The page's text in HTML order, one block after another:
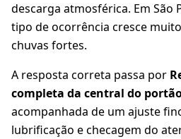
descarga atmosférica. Em São
tipo de ocorrência cresce
chuvas fortes.
A resposta correta passa por
completa da central do
acompanhada de um ajuste
lubrificação e checagem do